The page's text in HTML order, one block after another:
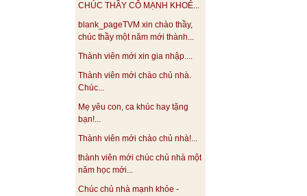
CHÚC THẦY CÔ MẠNH KHOẺ...
blank_pageTVM xin chào thầy,
chúc thầy một năm mới thành...
Thành viên mới xin gia nhập....
Thành viên mới chào chủ nhà.
Chúc...
Mẹ yêu con, ca khúc hay tặng
bạn!...
Thành viên mới chào chủ nhà!...
thành viên mới chúc chủ nhà một
năm học mới...
Chúc chủ nhà mạnh khỏe -